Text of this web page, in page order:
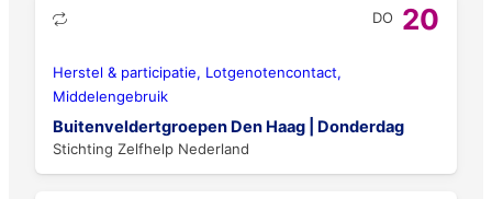
DO 20
Herstel & participatie, Lotgenotencontact,
Middelengebruik
Buitenveldertgroepen Den Haag | Donderdag
Stichting Zelfhelp Nederland